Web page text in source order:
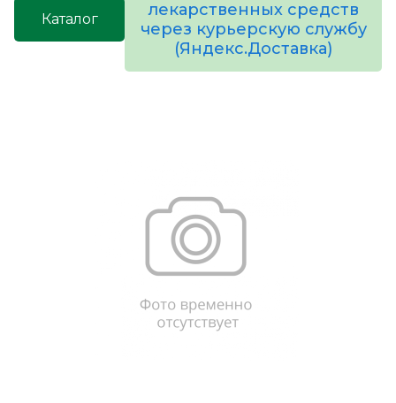
Каталог
лекарственных средств
через курьерскую службу
(Яндекс.Доставка)